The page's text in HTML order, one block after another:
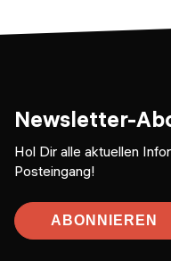
Newsletter-
Hol Dir alle aktuellen
Posteingang!
ABONNIEREN